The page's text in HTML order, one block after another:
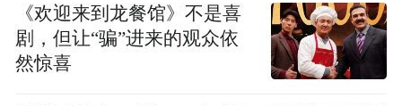
《欢迎来到龙餐馆》不是喜
剧，但让“骗”进来的观众依
然惊喜